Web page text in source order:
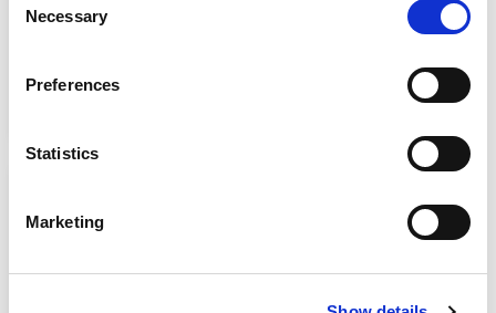
our site under "Manage cookies".
Selection
Necessary
Preferences
Statistics
Marketing
EUDEX Match & Meet 2026 |